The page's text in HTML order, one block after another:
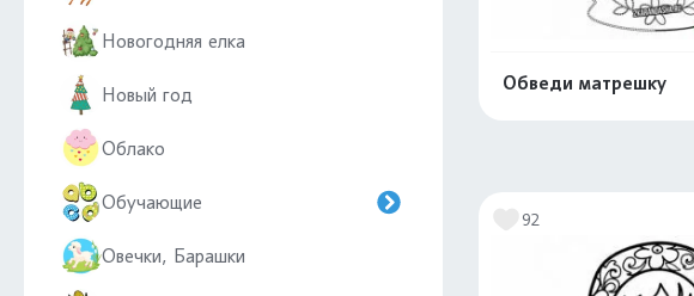
Новогодняя елка
Новый год
Облако
Обучающие
Овечки, Барашки
Обведи матрешку
92